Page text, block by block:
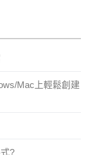
Mac上輕鬆創建
?